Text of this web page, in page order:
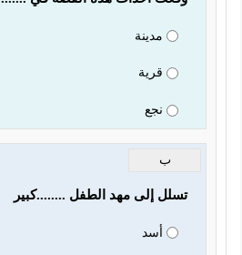
مدينة
قرية
نجع
ب
تسلل إلى مهد الطفل ........كبير
أسد